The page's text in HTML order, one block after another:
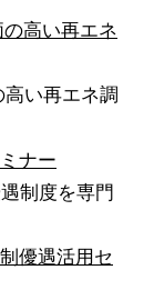
い再エネ調
制度を専門